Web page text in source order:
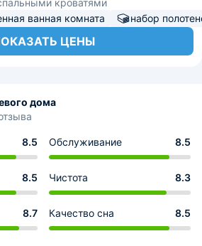
кроватями
ванная комната набор
ЦЕНЫ
дома
8.5 Обслуживание 8.5
8.5 Чистота 8.3
8.7 Качество сна 8.5